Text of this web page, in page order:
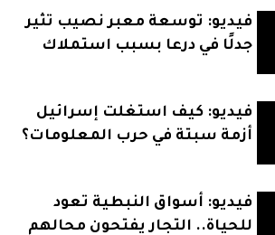
فيديو: توسعة معبر نصيب تثير
جدلًا في درعا بسبب استملاك
فيديو: كيف استغلت إسرائيل
أزمة سبتة في حرب المعلومات؟
فيديو: أسواق النبطية تعود
للحياة.. التجار يفتحون محالهم